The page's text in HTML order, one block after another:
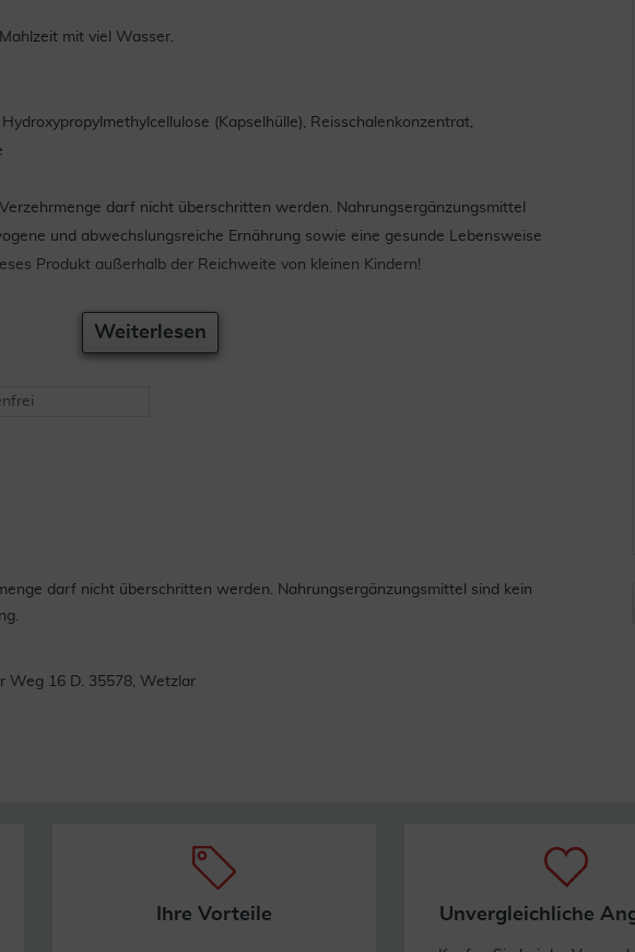
mit viel Wasser.
(Kapselhülle), Reisschalenkonzentrat,
darf nicht überschritten werden. Nahrungsergänzungsmittel
und abwechslungsreiche Ernährung sowie eine gesunde Lebensweise
Produkt außerhalb der Reichweite von kleinen Kindern!
Weiterlesen
darf nicht überschritten werden. Nahrungsergänzungsmittel sind kein
Weg 16 D. 35578, Wetzlar
Ihre Vorteile Unvergleichliche